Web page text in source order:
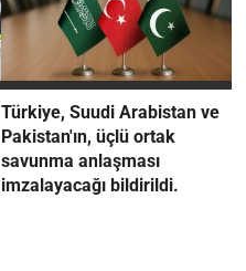
Türkiye, Suudi Arabistan ve
Pakistan'ın, üçlü ortak
savunma anlaşması
imzalayacağı bildirildi.